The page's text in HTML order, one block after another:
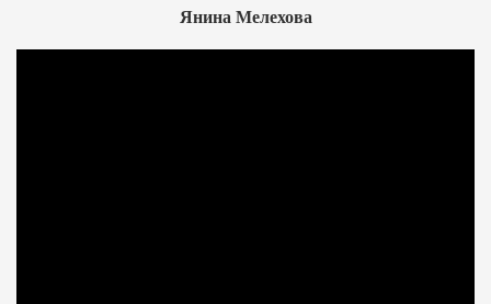
Янина Мелехова